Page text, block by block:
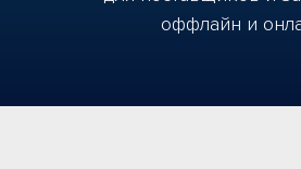
оффлайн и